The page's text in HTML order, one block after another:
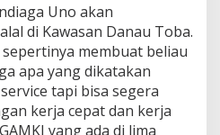
Uno akan
di Kawasan Danau Toba.
membuat beliau
apa yang dikatakan
tapi bisa segera
kerja cepat dan kerja
yang ada di lima